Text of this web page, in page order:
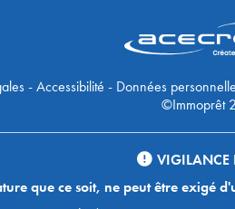
-Accessibilité - Données
©Immoprêt
VIGILANCE
que ce soit, ne peut être exigé